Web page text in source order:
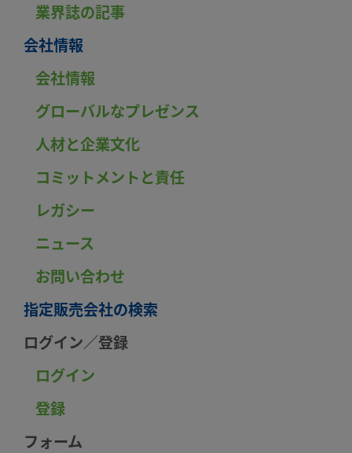
業界誌の記事
会社情報
会社情報
グローバルなプレゼンス
人材と企業文化
コミットメントと責任
レガシー
ニュース
お問い合わせ
指定販売会社の検索
ログイン／登録
ログイン
登録
フォーム